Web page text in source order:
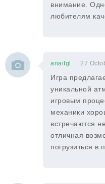
внимание.
любителям
anaitgl 27
Игра
уникальной
игровым
механики
встречаются
отличная
погрузиться в